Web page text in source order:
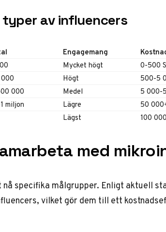
av influencers
Engagemang
Mycket högt
0-500
Högt
500-5
000 Medel
5 000-
miljon Lägre
50
Lägst 100
med
specifika målgrupper. Enligt aktuell
vilket gör dem till ett